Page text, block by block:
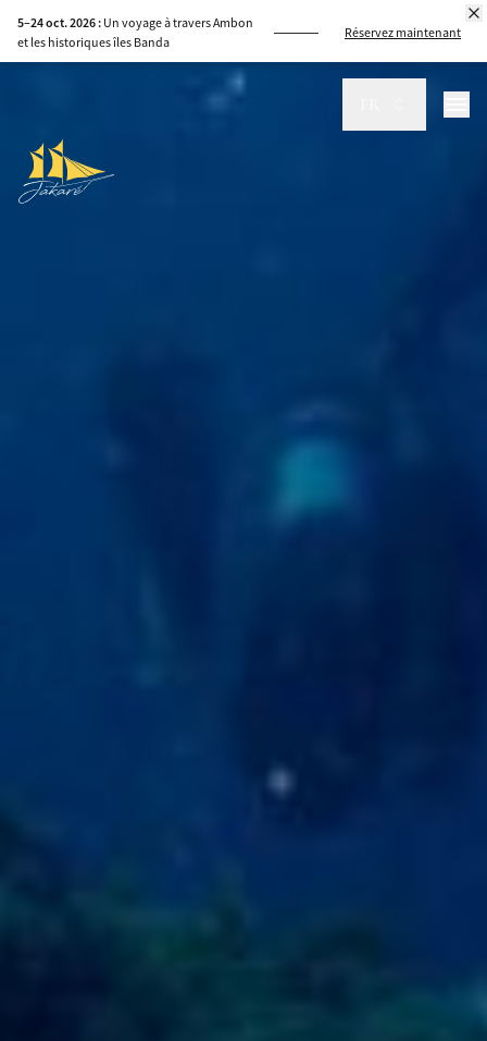
5–24 oct. 2026 : Un voyage à travers Ambon
et les historiques îles Banda
Réservez maintenant